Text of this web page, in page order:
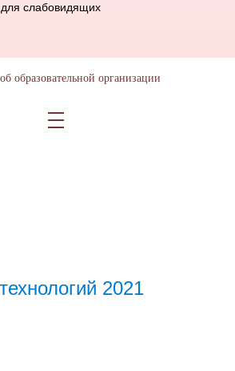
2021
слабовидящих
образовательной организации